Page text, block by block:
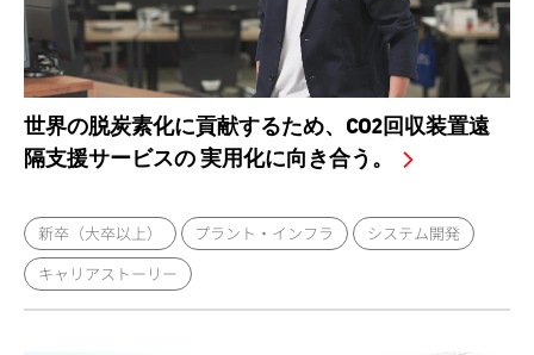
世界の脱炭素化に貢献するため、CO2回収装置遠
隔支援サービスの 実用化に向き合う。
新卒（大卒以上） プラント・インフラ
システム開発
キャリアストーリー